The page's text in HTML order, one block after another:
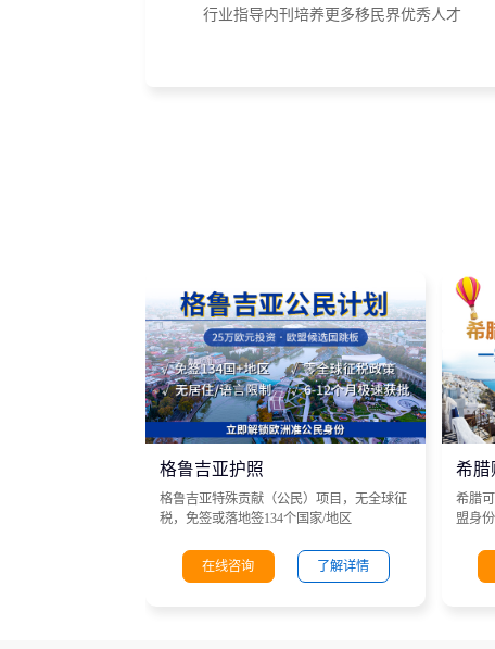
行业指导内刊培养更多移民界优秀人才
格鲁吉亚护照
格鲁吉亚特殊贡献（公民）项目，无全球征
税，免签或落地签134个国家/地区
在线咨询 了解详情
希腊
希腊
盟身